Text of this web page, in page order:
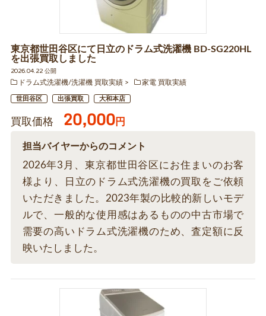
東京都世田谷区にて日立のドラム式洗濯機 BD-SG220HL
を出張買取しました
2026.04.22 公開
ドラム式洗濯機/洗濯機 買取実績
家電 買取実績
世田谷区 出張買取 大和本店
買取価格 20,000円
担当バイヤーからのコメント
2026年3月、東京都世田谷区にお住まいのお客
様より、日立のドラム式洗濯機の買取をご依頼
いただきました。2023年製の比較的新しいモデ
ルで、一般的な使用感はあるものの中古市場で
需要の高いドラム式洗濯機のため、査定額に反
映いたしました。